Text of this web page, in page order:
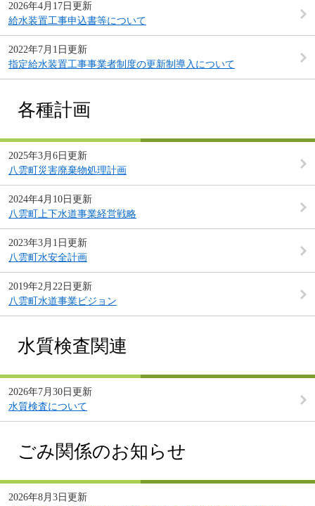
2026年4月17日更新
給水装置工事申込書等について
2022年7月1日更新
指定給水装置工事事業者制度の更新制導入について
各種計画
2025年3月6日更新
八雲町災害廃棄物処理計画
2024年4月10日更新
八雲町上下水道事業経営戦略
2023年3月1日更新
八雲町水安全計画
2019年2月22日更新
八雲町水道事業ビジョン
水質検査関連
2026年7月30日更新
水質検査について
ごみ関係のお知らせ
2026年8月3日更新